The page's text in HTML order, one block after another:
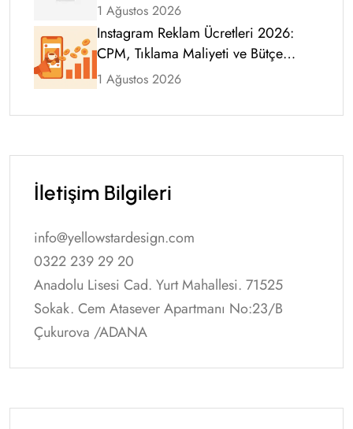
1 Ağustos 2026
Instagram Reklam Ücretleri 2026:
CPM, Tıklama Maliyeti ve Bütçe
Rehberi
1 Ağustos 2026
İletişim Bilgileri
info@yellowstardesign.com
0322 239 29 20
Anadolu Lisesi Cad. Yurt Mahallesi. 71525
Sokak. Cem Atasever Apartmanı No:23/B
Çukurova /ADANA